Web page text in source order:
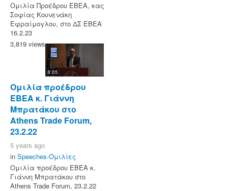
Ομιλία Προέδρου ΕΒΕΑ, κας
Σοφίας Κουνενάκη
Εφραίμογλου, στο ΔΣ EBEA
16.2.23
3,819 views
8:05
Ομιλία προέδρου
ΕΒΕΑ κ. Γιάννη
Μπρατάκου στο
Athens Trade Forum,
23.2.22
5 years ago
in Speeches-Ομιλίες
Ομιλία προέδρου ΕΒΕΑ κ.
Γιάννη Μπρατάκου στο
Athens Trade Forum, 23.2.22